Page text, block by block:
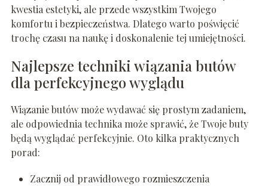
kwestia estetyki, ale przede wszystkim Twojego
komfortu i bezpieczeństwa. Dlatego warto poświęcić
trochę czasu na naukę i doskonalenie tej umiejętności.
Najlepsze techniki wiązania butów
dla perfekcyjnego wyglądu
Wiązanie butów może wydawać się prostym zadaniem,
ale odpowiednia technika może sprawić, że Twoje buty
będą wyglądać perfekcyjnie. Oto kilka praktycznych
porad:
Zacznij od prawidłowego rozmieszczenia